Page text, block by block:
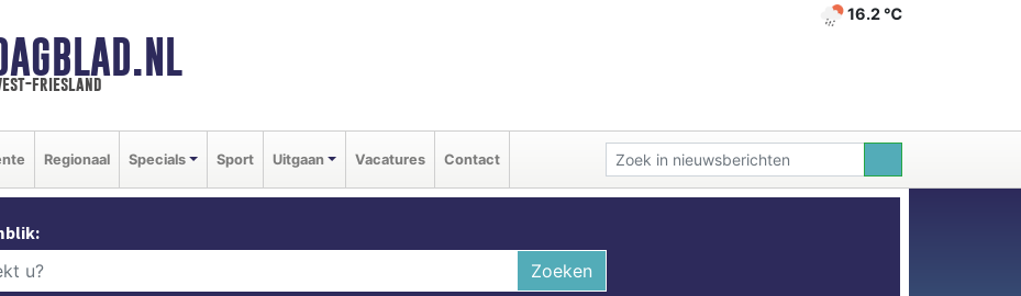
friesland
16.2 ℃
Regionaal Specials Sport Uitgaan Vacatures Contact
Zoeken